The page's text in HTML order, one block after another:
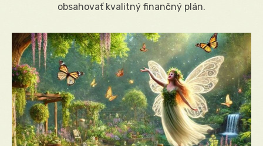
obsahovať kvalitný finančný plán.